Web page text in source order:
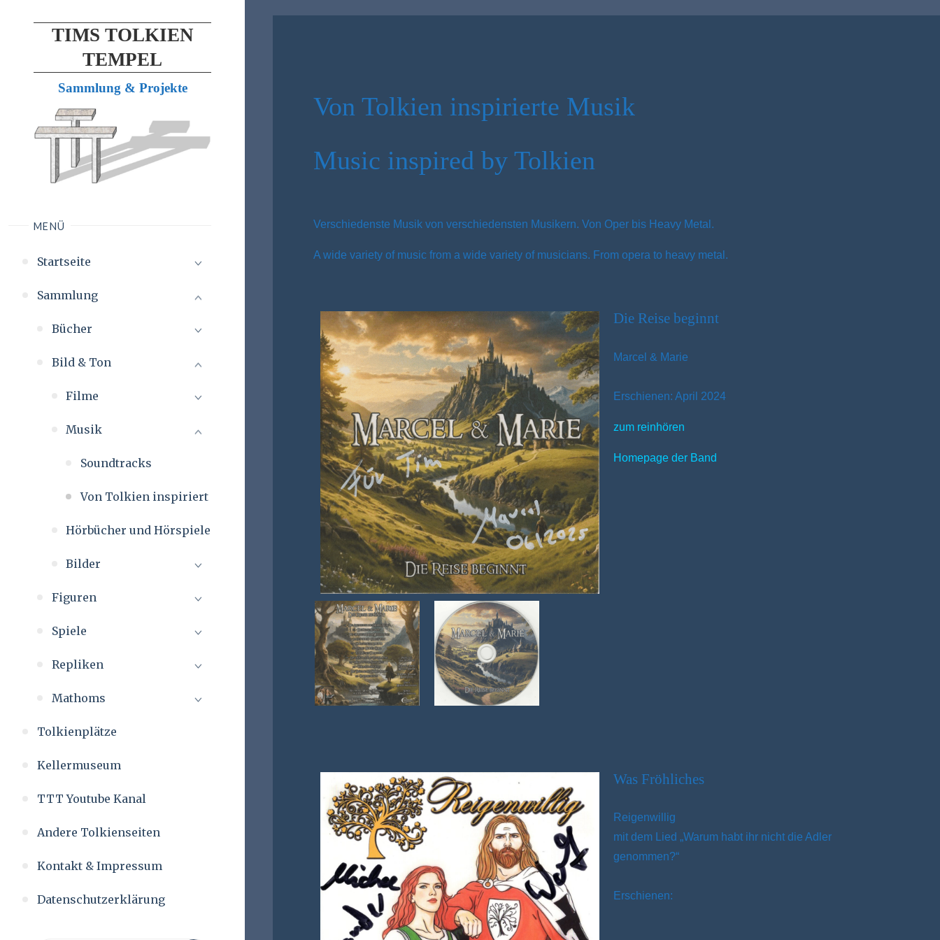
TIMS TOLKIEN
TEMPEL
Sammlung & Projekte
MENÜ
Startseite
Sammlung
Bücher
Bild & Ton
Filme
Musik
Soundtracks
Von Tolkien inspiriert
Hörbücher und Hörspiele
Bilder
Figuren
Spiele
Repliken
Mathoms
Tolkienplätze
Kellermuseum
TTT Youtube Kanal
Andere Tolkienseiten
Kontakt & Impressum
Datenschutzerklärung
Von Tolkien inspirierte Musik
Music inspired by Tolkien
Verschiedenste Musik von verschiedensten Musikern. Von Oper bis Heavy Metal.
A wide variety of music from a wide variety of musicians. From opera to heavy metal.
Die Reise beginnt
Marcel & Marie
Erschienen: April 2024
zum reinhören
Homepage der Band
Was Fröhliches
Reigenwillig
mit dem Lied „Warum habt ihr nicht die Adler
genommen?“
Erschienen: